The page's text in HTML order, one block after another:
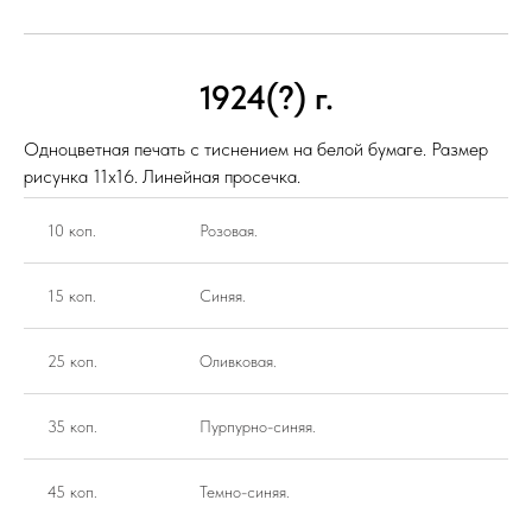
1924(?) г.
Одноцветная печать с тиснением на белой бумаге. Размер
рисунка 11х16. Линейная просечка.
10 коп. Розовая.
15 коп. Синяя.
25 коп. Оливковая.
35 коп. Пурпурно-синяя.
45 коп. Темно-синяя.